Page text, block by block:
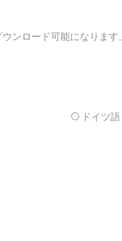
ンロード可能になります。
ドイツ語